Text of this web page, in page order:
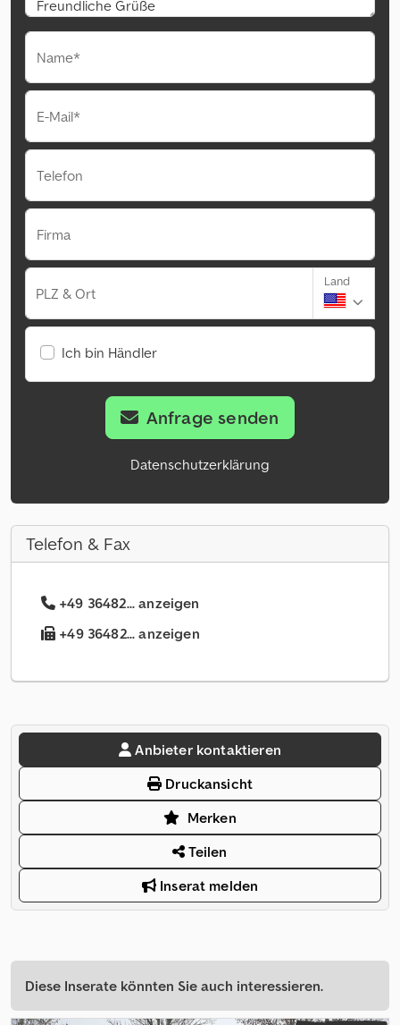
Name*
E-Mail*
Telefon
Firma
PLZ & Ort
Land
Ich bin Händler
Anfrage senden
Datenschutzerklärung
Telefon & Fax
+49 36482... anzeigen
+49 36482... anzeigen
Anbieter kontaktieren
Druckansicht
Merken
Teilen
Inserat melden
Diese Inserate könnten Sie auch interessieren.